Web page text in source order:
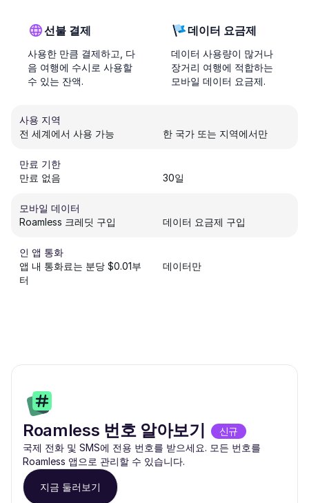
선불 결제
사용한 만큼 결제하고, 다
음 여행에 수시로 사용할
수 있는 잔액.
데이터 요금제
데이터 사용량이 많거나
장거리 여행에 적합하는
모바일 데이터 요금제.
사용 지역
전 세계에서 사용 가능
한 국가 또는 지역에서만
만료 기한
만료 없음
30일
모바일 데이터
Roamless 크레딧 구입
데이터 요금제 구입
인 앱 통화
앱 내 통화료는 분당 $0.01부
터
데이터만
Roamless 번호 알아보기
신규
국제 전화 및 SMS에 전용 번호를 받으세요. 모든 번호를
Roamless 앱으로 관리할 수 있습니다.
지금 둘러보기